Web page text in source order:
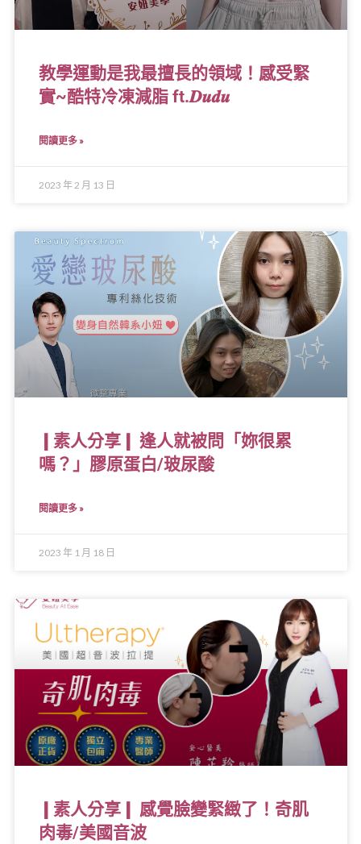
教學運動是我最擅長的領域！感受緊
實~酷特冷凍減脂 ft.𝑫𝒖𝒅𝒖
閱讀更多 »
2023 年 2 月 13 日
❙素人分享❙ 逢人就被問「妳很累
嗎？」膠原蛋白/玻尿酸
閱讀更多 »
2023 年 1 月 18 日
❙素人分享❙ 感覺臉變緊緻了！奇肌
肉毒/美國音波